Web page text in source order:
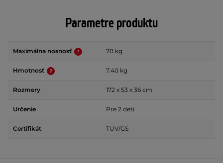
Parametre produktu
Maximálna nosnosť 70 kg
Hmotnosť 7.40 kg
Rozmery 172 x 53 x 36 cm
Určenie Pre 2 deti
Certifikát TUV/GS